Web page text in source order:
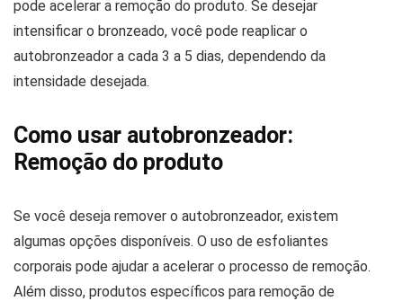
pode acelerar a remoção do produto. Se desejar
intensificar o bronzeado, você pode reaplicar o
autobronzeador a cada 3 a 5 dias, dependendo da
intensidade desejada.
Como usar autobronzeador:
Remoção do produto
Se você deseja remover o autobronzeador, existem
algumas opções disponíveis. O uso de esfoliantes
corporais pode ajudar a acelerar o processo de remoção.
Além disso, produtos específicos para remoção de